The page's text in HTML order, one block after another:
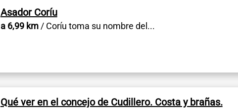
Asador Coríu
a 6,99 km/ Coríu toma su nombre del...
Qué ver en el concejo de Cudillero. Costa y brañas.